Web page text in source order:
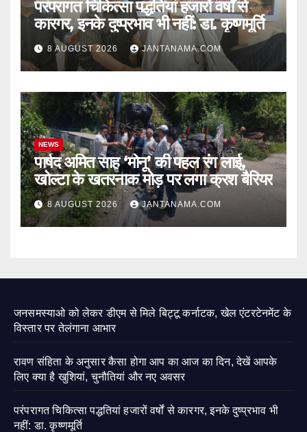
परंपरागत चिकित्सा पद्धतियां हजारों वर्षों से
कारगर, इनके दुष्प्रभाव भी नहीं: डा. कृष्णमूर्ति
8 AUGUST 2026 JANTANAMA.COM
NEWS
पार्षद अमित साह ‘मोनू’ की पहल रंग लाई,
खोल्टा के खतरनाक मोड़ पर लगा क्रश बैरियर
8 AUGUST 2026 JANTANAMA.COM
जनसमस्याओ को लेकर डीएम से मिले बिट्टू कर्नाटक, खेल एंटरटेनमेंट के
विस्तार पर तेलंगाना आभार
रावण संहिता के अनुसार कैसा होगा आप का आज का दिन, देखें आपके
लिए क्या है खुशियां, चुनौतियां और नए अवसर
परंपरागत चिकित्सा पद्धतियां हजारों वर्षों से कारगर, इनके दुष्प्रभाव भी
नहीं: डा. कृष्णमूर्ति